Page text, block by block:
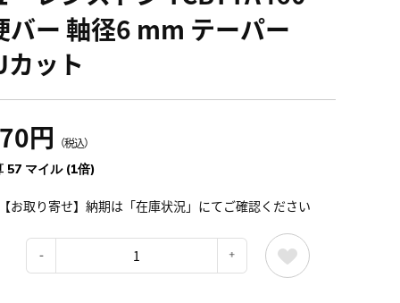
バー 軸径6 mm テーパー
カット
円 （税込）
57 マイル (1倍)
お取り寄せ】納期は「在庫状況」にてご確認ください